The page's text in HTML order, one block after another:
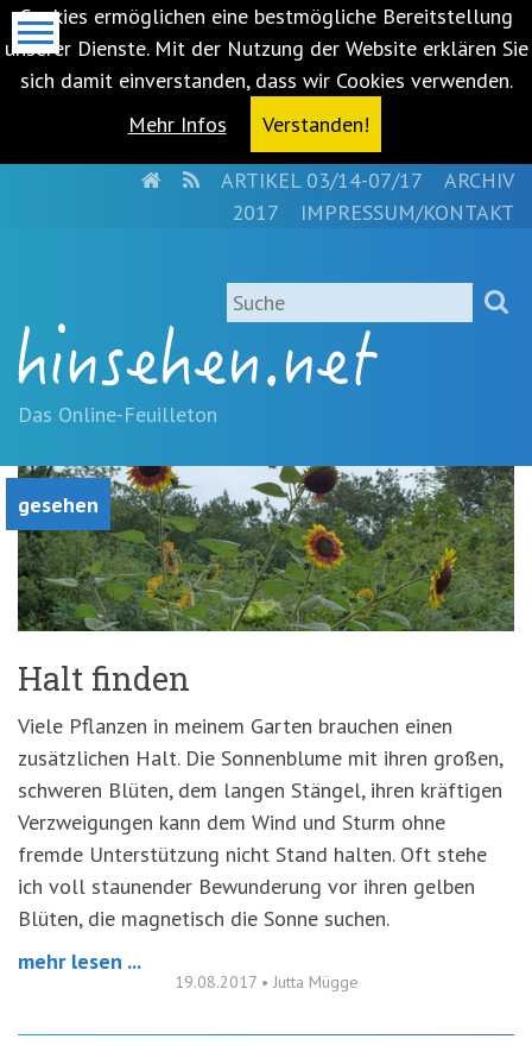
Cookies ermöglichen eine bestmögliche Bereitstellung
unserer Dienste. Mit der Nutzung der Website erklären Sie
sich damit einverstanden, dass wir Cookies verwenden.
Mehr Infos
Verstanden!
springen
(Accesskey
'1')Zur
springen
(Accesskey
'3')Zur
Suche
springen
(Accesskey
'2')
HOMERSSARTIKEL 03/14-07/17
ARCHIV
2017
IMPRESSUM/KONTAKT
Suche
Das Online-Feuilleton
gesehen
Halt finden
Viele Pflanzen in meinem Garten brauchen einen
zusätzlichen Halt. Die Sonnenblume mit ihren großen,
schweren Blüten, dem langen Stängel, ihren kräftigen
Verzweigungen kann dem Wind und Sturm ohne
fremde Unterstützung nicht Stand halten. Oft stehe
ich voll staunender Bewunderung vor ihren gelben
Blüten, die magnetisch die Sonne suchen.
mehr lesen ...
19.08.2017 • Jutta Mügge